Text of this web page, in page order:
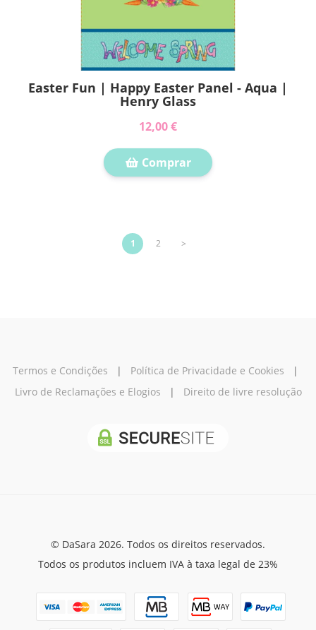
Easter Fun | Happy Easter Panel - Aqua |
Henry Glass
12,00 €
Comprar
1 2 >
Termos e Condições | Política de Privacidade e Cookies |
Livro de Reclamações e Elogios | Direito de livre resolução
© DaSara 2026. Todos os direitos reservados.
Todos os produtos incluem IVA à taxa legal de 23%